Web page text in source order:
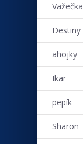
Važečka
Destiny
ahojky
Ikar
pepík
Sharon